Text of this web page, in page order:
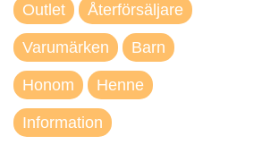
Outlet Återförsäljare
Varumärken Barn
Honom Henne
Information